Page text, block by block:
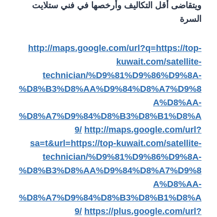
ويتقاضى أقل التكاليف وأرخصها في فني ستلايت
السرة
http://maps.google.com/url?q=https://top-
kuwait.com/satellite-
technician/%D9%81%D9%86%D9%8A-
%D8%B3%D8%AA%D9%84%D8%A7%D9%8
A%D8%AA-
%D8%A7%D9%84%D8%B3%D8%B1%D8%A
9/ http://maps.google.com/url?
sa=t&url=https://top-kuwait.com/satellite-
technician/%D9%81%D9%86%D9%8A-
%D8%B3%D8%AA%D9%84%D8%A7%D9%8
A%D8%AA-
%D8%A7%D9%84%D8%B3%D8%B1%D8%A
9/ https://plus.google.com/url?